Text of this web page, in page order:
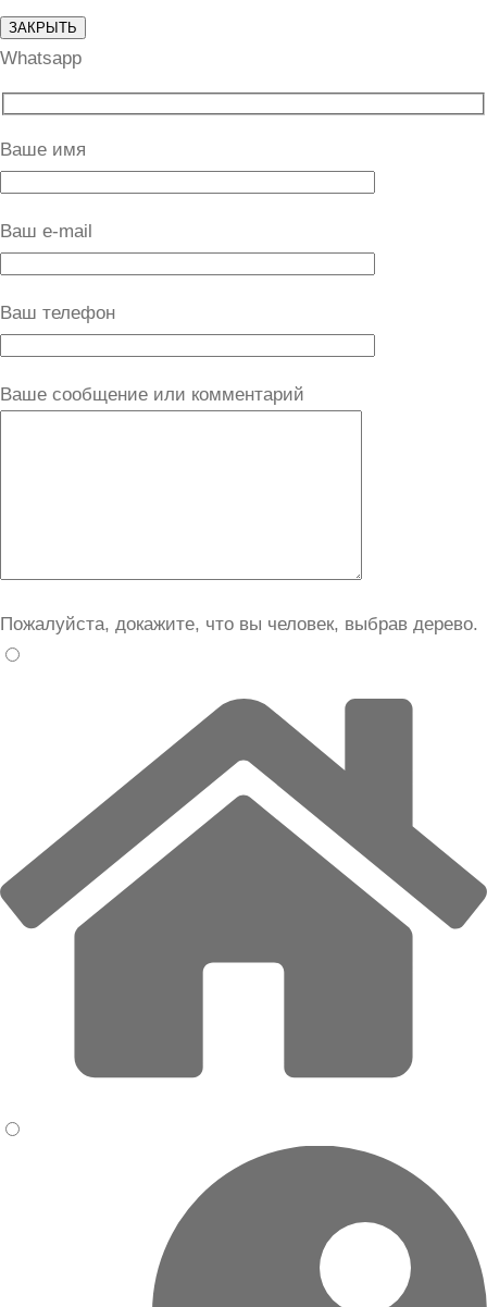
ЗАКРЫТЬ
Whatsapp
Ваше имя
Ваш e-mail
Ваш телефон
Ваше сообщение или комментарий
Пожалуйста, докажите, что вы человек, выбрав дерево.